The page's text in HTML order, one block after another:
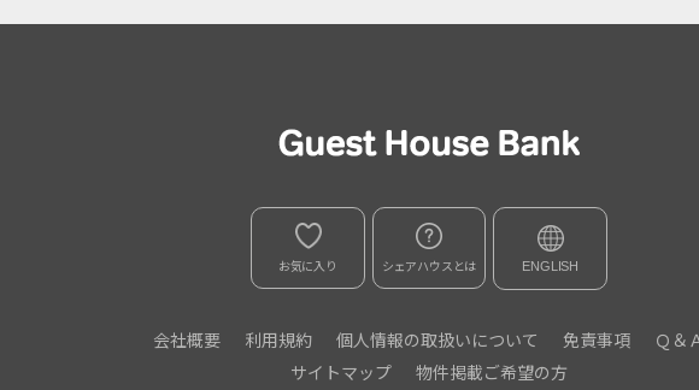
お気に入り シェアハウスとは ENGLISH
会社概要 利用規約 個人情報の取扱いについて 免責事項
Ｑ＆
サイトマップ
物件掲載ご希望の方